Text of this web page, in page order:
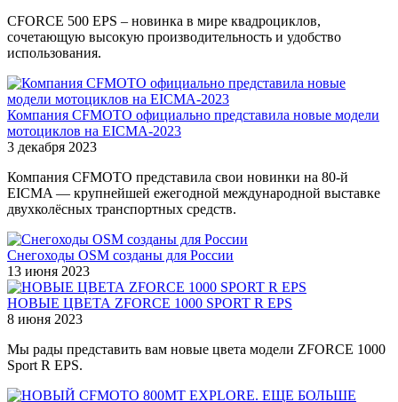
CFORCE 500 EPS – новинка в мире квадроциклов,
сочетающую высокую производительность и удобство
использования.
Компания CFMOTO официально представила новые модели
мотоциклов на EICMA-2023
3 декабря 2023
Компания CFMOTO представила свои новинки на 80-й
EICMA — крупнейшей ежегодной международной выставке
двухколёсных транспортных средств.
Снегоходы OSM созданы для России
13 июня 2023
НОВЫЕ ЦВЕТА ZFORCE 1000 SPORT R EPS
8 июня 2023
Мы рады представить вам новые цвета модели ZFORCE 1000
Sport R EPS.